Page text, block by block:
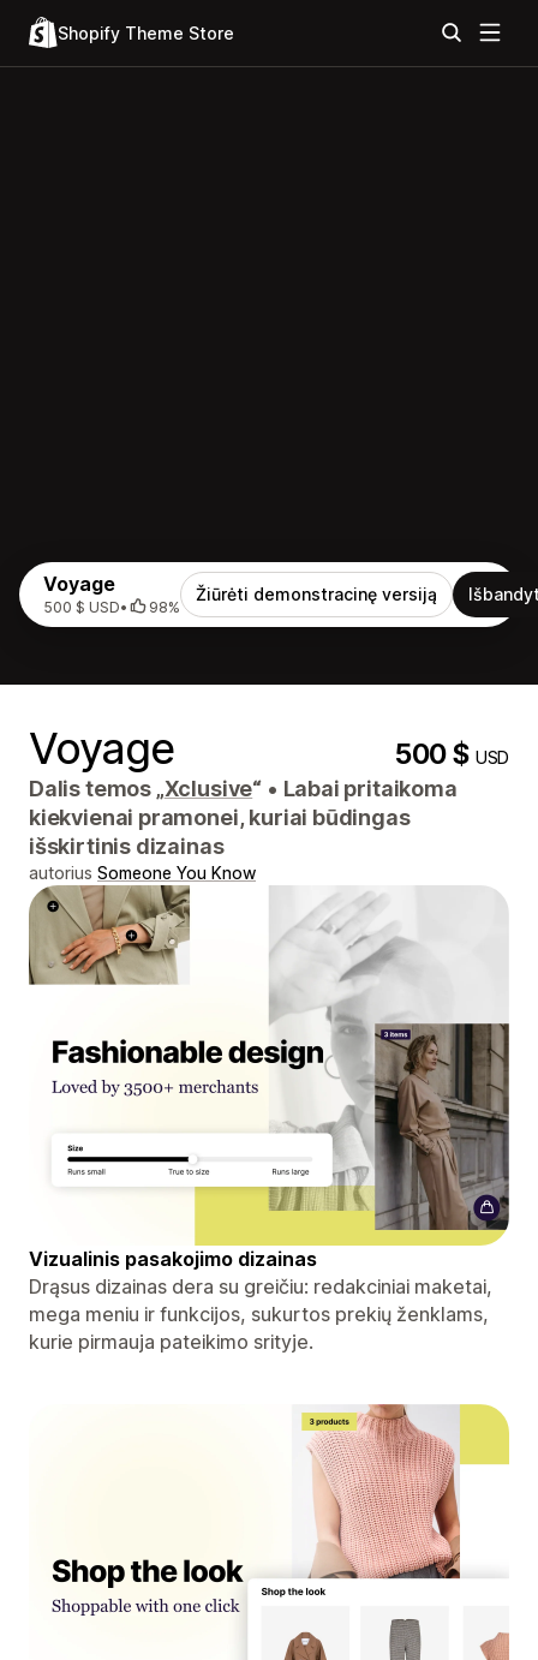
Shopify Theme Store
Voyage
500 $ USD• 98%
Žiūrėti demonstracinę versiją
Voyage 500 $USD
Dalis temos „Xclusive“ • Labai pritaikoma
kiekvienai pramonei, kuriai būdingas
išskirtinis dizainas
autorius Someone You Know
Vizualinis pasakojimo dizainas
Drąsus dizainas dera su greičiu: redakciniai maketai,
mega meniu ir funkcijos, sukurtos prekių ženklams,
kurie pirmauja pateikimo srityje.